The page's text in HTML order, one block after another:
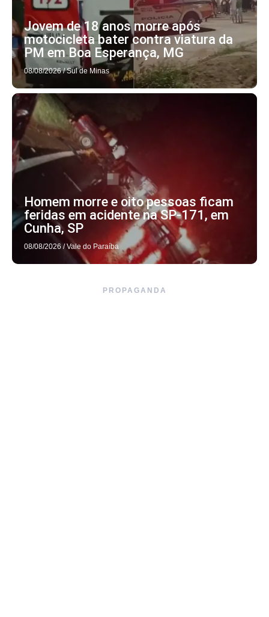
Jovem de 18 anos morre após
motocicleta bater contra viatura da
PM em Boa Esperança, MG
08/08/2026 / Sul de Minas
Homem morre e oito pessoas ficam
feridas em acidente na SP-171, em
Cunha, SP
08/08/2026 / Vale do Paraíba
PROPAGANDA